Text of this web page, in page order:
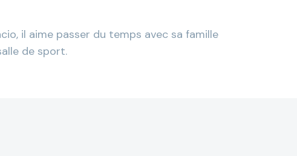
il aime passer du temps avec sa famille
de sport.